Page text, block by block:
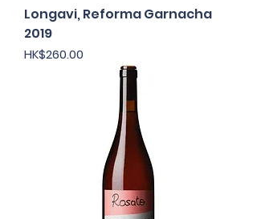
Longavi, Reforma Garnacha
2019
價格
HK$260.00